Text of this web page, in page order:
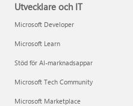
Utvecklare och IT
Microsoft Developer
Microsoft Learn
Stöd för AI-marknadsappar
Microsoft Tech Community
Microsoft Marketplace